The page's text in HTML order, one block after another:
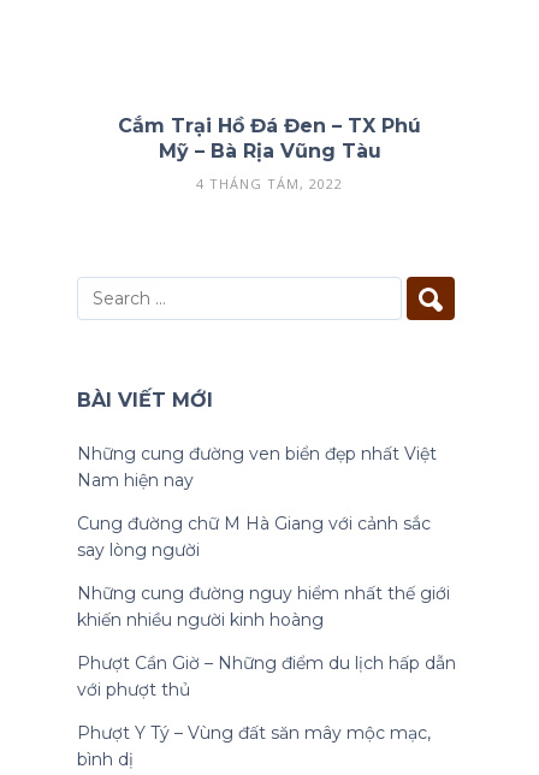
Cắm Trại Hồ Đá Đen – TX Phú
Mỹ – Bà Rịa Vũng Tàu
4 THÁNG TÁM, 2022
BÀI VIẾT MỚI
Những cung đường ven biển đẹp nhất Việt
Nam hiện nay
Cung đường chữ M Hà Giang với cảnh sắc
say lòng người
Những cung đường nguy hiểm nhất thế giới
khiến nhiều người kinh hoàng
Phượt Cần Giờ – Những điểm du lịch hấp dẫn
với phượt thủ
Phượt Y Tý – Vùng đất săn mây mộc mạc,
bình dị